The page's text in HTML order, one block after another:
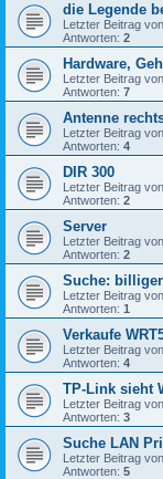
die Legende
Letzter Beitrag von
Antworten: 2
Hardware,
Letzter Beitrag von
Antworten: 7
Antenne
Letzter Beitrag von
Antworten: 4
DIR 300
Letzter Beitrag von
Antworten: 2
Server
Letzter Beitrag von
Antworten: 2
Suche:
Letzter Beitrag von
Antworten: 1
Verkaufe
Letzter Beitrag von
Antworten: 4
TP-Link sieht
Letzter Beitrag von
Antworten: 3
Suche LAN
Letzter Beitrag von
Antworten: 5